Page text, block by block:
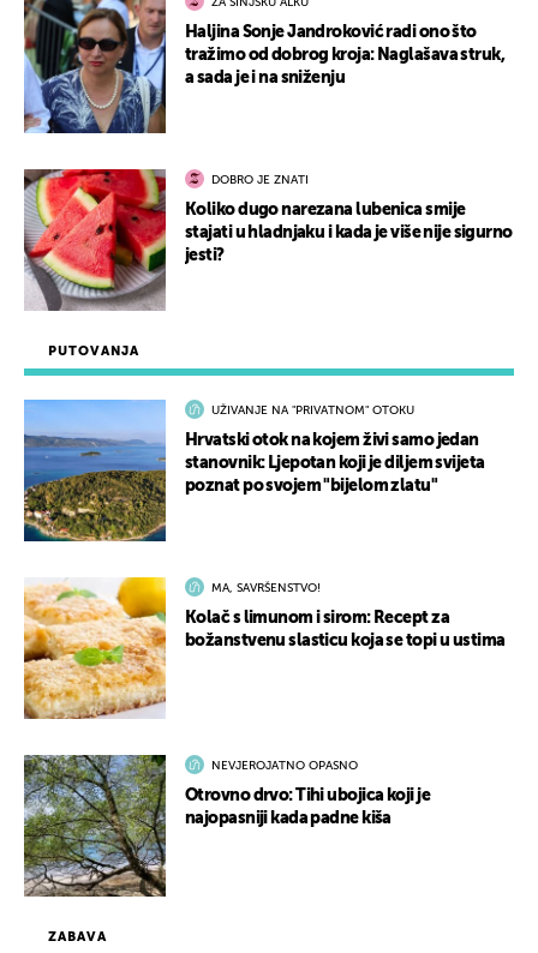
ZABAVA
PUTOVANJA
UŽIVANJE NA "PRIVATNOM" OTOKU
Hrvatski otok na kojem živi samo jedan
stanovnik: Ljepotan koji je diljem svijeta
poznat po svojem "bijelom zlatu"
MA, SAVRŠENSTVO!
Kolač s limunom i sirom: Recept za
božanstvenu slasticu koja se topi u ustima
NEVJEROJATNO OPASNO
Otrovno drvo: Tihi ubojica koji je
najopasniji kada padne kiša
ZA SINJSKU ALKU
Haljina Sonje Jandroković radi ono što
tražimo od dobrog kroja: Naglašava struk,
a sada je i na sniženju
DOBRO JE ZNATI
Koliko dugo narezana lubenica smije
stajati u hladnjaku i kada je više nije sigurno
jesti?